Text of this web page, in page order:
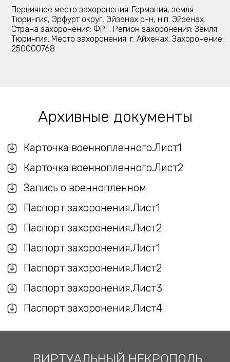
Первичное место захоронения: Германия, земля
Тюрингия, Эрфурт округ, Эйзенах р-н, н.п. Эйзенах.
Страна захоронения: ФРГ. Регион захоронения: Земля
Тюрингия. Место захоронения: г. Айхенах. Захоронение:
250000768
Архивные документы
Карточка военнопленного.Лист1
Карточка военнопленного.Лист2
Запись о военнопленном
Паспорт захоронения.Лист1
Паспорт захоронения.Лист2
Паспорт захоронения.Лист1
Паспорт захоронения.Лист2
Паспорт захоронения.Лист3
Паспорт захоронения.Лист4
ВИРТУАЛЬНЫЙ НЕКРОПОЛЬ